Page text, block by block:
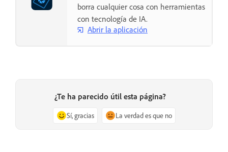
borra cualquier cosa con herramientas
con tecnología de IA.
Abrir la aplicación
¿Te ha parecido útil esta página?
Sí, gracias La verdad es que no